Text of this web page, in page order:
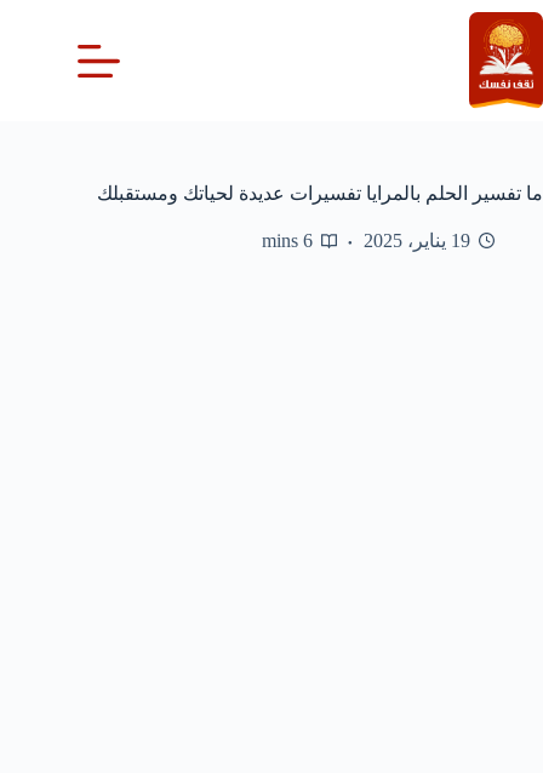
التجاوز
إلى
المحتوى
ما تفسير الحلم بالمرايا تفسيرات عديدة لحياتك ومستقبلك
19 يناير، 2025 6 mins